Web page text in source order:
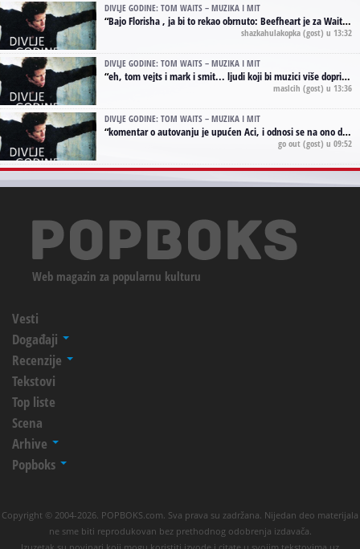
DIVLJE GODINE: TOM WAITS – MUZIKA I MIT
“Bajo Florisha , ja bi to rekao obrnuto: Beefheart je za Waitsa, isto sto i Hendrix za Lenny Kravitza
shazkahulakopka (gost) u 13:32
DIVLJE GODINE: TOM WAITS – MUZIKA I MIT
“eh, tom vejts i mark i smit... ljudi koji bi muzici više doprineli da su radili kao vozači tramvaja u gsp-u.
maslcih (gost) u 13:36
DIVLJE GODINE: TOM WAITS – MUZIKA I MIT
“komentar o autovanju je upućen Aci, i odnosi se na ono drugo autovanje...'senzualnost Waitsa' ;)
go out (gost) u 09:52
Web magazin za popularnu kulturu
Vesti
Događaji
Recenzije
Tekstovi
Top liste
Scena
Arhive
Popboks
Copyright © 2004-2026. POPBOKS.com. Sva prava su zadržana. Nijedan deo materijala
ne sme biti reprodukovan bez prethodnog odobrenja izdavača.